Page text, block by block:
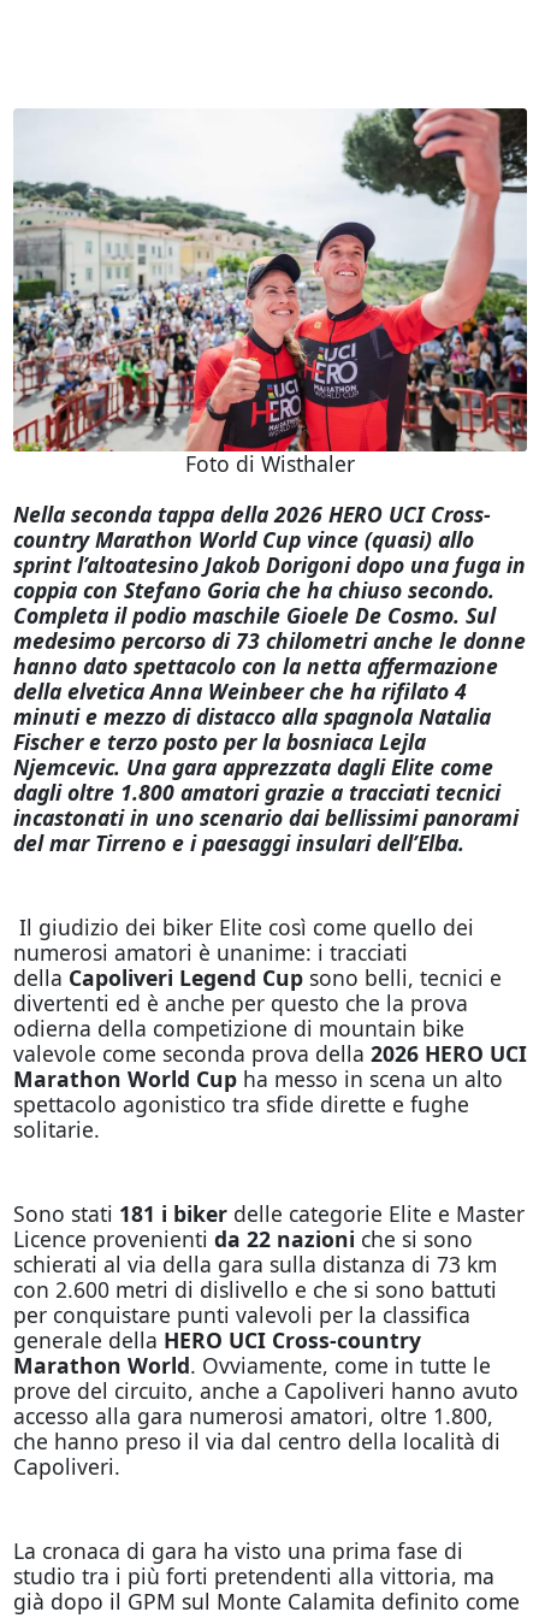
Foto di Wisthaler
Nella seconda tappa della 2026 HERO UCI Cross-
country Marathon World Cup vince (quasi) allo
sprint l’altoatesino Jakob Dorigoni dopo una fuga in
coppia con Stefano Goria che ha chiuso secondo.
Completa il podio maschile Gioele De Cosmo. Sul
medesimo percorso di 73 chilometri anche le donne
hanno dato spettacolo con la netta affermazione
della elvetica Anna Weinbeer che ha rifilato 4
minuti e mezzo di distacco alla spagnola Natalia
Fischer e terzo posto per la bosniaca Lejla
Njemcevic. Una gara apprezzata dagli Elite come
dagli oltre 1.800 amatori grazie a tracciati tecnici
incastonati in uno scenario dai bellissimi panorami
del mar Tirreno e i paesaggi insulari dell’Elba.
Il giudizio dei biker Elite così come quello dei
numerosi amatori è unanime: i tracciati
della Capoliveri Legend Cupsono belli, tecnici e
divertenti ed è anche per questo che la prova
odierna della competizione di mountain bike
valevole come seconda prova della 2026 HERO UCI
Marathon World Cup ha messo in scena un alto
spettacolo agonistico tra sfide dirette e fughe
solitarie.
Sono stati 181 i biker delle categorie Elite e Master
Licence provenienti da 22 nazioni che si sono
schierati al via della gara sulla distanza di 73 km
con 2.600 metri di dislivello e che si sono battuti
per conquistare punti valevoli per la classifica
generale della HERO UCI Cross-country
Marathon World. Ovviamente, come in tutte le
prove del circuito, anche a Capoliveri hanno avuto
accesso alla gara numerosi amatori, oltre 1.800,
che hanno preso il via dal centro della località di
Capoliveri.
La cronaca di gara ha visto una prima fase di
studio tra i più forti pretendenti alla vittoria, ma
già dopo il GPM sul Monte Calamita definito come